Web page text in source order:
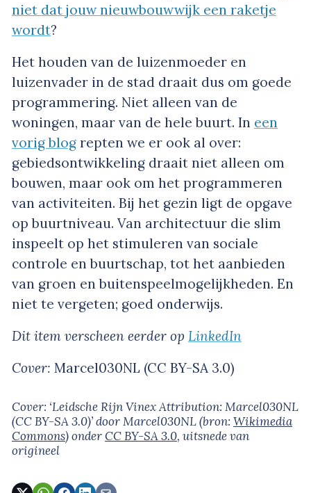
niet dat jouw nieuwbouwwijk een raketje
wordt?
Het houden van de luizenmoeder en
luizenvader in de stad draait dus om goede
programmering. Niet alleen van de
woningen, maar van de hele buurt. In een
vorig blog repten we er ook al over:
gebiedsontwikkeling draait niet alleen om
bouwen, maar ook om het programmeren
van activiteiten. Bij het gezin ligt de opgave
op buurtniveau. Van architectuur die slim
inspeelt op het stimuleren van sociale
controle en buurtschap, tot het aanbieden
van groen en buitenspeelmogelijkheden. En
niet te vergeten; goed onderwijs.
Dit item verscheen eerder op LinkedIn
Cover: Marcel030NL (CC BY-SA 3.0)
Cover: ‘Leidsche Rijn Vinex Attribution: Marcel030NL
(CC BY-SA 3.0)’door Marcel030NL(bron: Wikimedia
Commons)onderCC BY-SA 3.0, uitsnede van
origineel